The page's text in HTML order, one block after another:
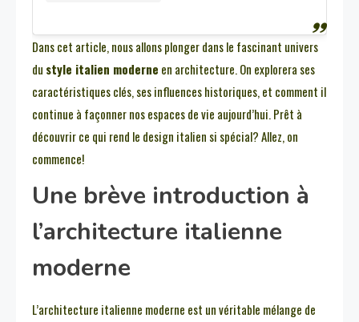
Dans cet article, nous allons plonger dans le fascinant univers
du style italien moderne en architecture. On explorera ses
caractéristiques clés, ses influences historiques, et comment il
continue à façonner nos espaces de vie aujourd’hui. Prêt à
découvrir ce qui rend le design italien si spécial? Allez, on
commence!
Une brève introduction à
l’architecture italienne
moderne
L’architecture italienne moderne est un véritable mélange de